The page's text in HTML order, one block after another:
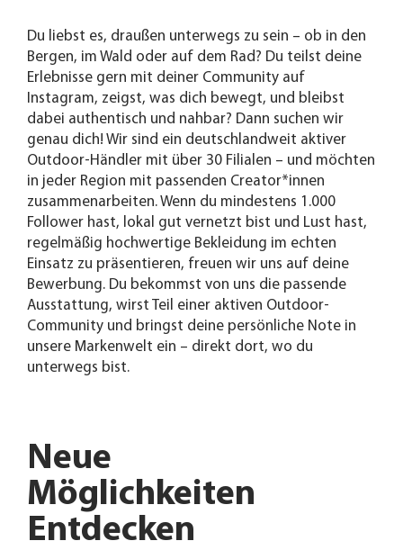
Neue
Möglichkeiten
Entdecken
Du liebst es, draußen unterwegs zu sein – ob in den
Bergen, im Wald oder auf dem Rad? Du teilst deine
Erlebnisse gern mit deiner Community auf
Instagram, zeigst, was dich bewegt, und bleibst
dabei authentisch und nahbar? Dann suchen wir
genau dich! Wir sind ein deutschlandweit aktiver
Outdoor-Händler mit über 30 Filialen – und möchten
in jeder Region mit passenden Creator*innen
zusammenarbeiten. Wenn du mindestens 1.000
Follower hast, lokal gut vernetzt bist und Lust hast,
regelmäßig hochwertige Bekleidung im echten
Einsatz zu präsentieren, freuen wir uns auf deine
Bewerbung. Du bekommst von uns die passende
Ausstattung, wirst Teil einer aktiven Outdoor-
Community und bringst deine persönliche Note in
unsere Markenwelt ein – direkt dort, wo du
unterwegs bist.